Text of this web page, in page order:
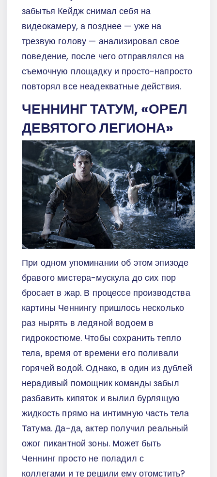
забытья Кейдж снимал себя на
видеокамеру, а позднее — уже на
трезвую голову — анализировал свое
поведение, после чего отправлялся на
съемочную площадку и просто-напросто
повторял все неадекватные действия.
ЧЕННИНГ ТАТУМ, «ОРЕЛ
ДЕВЯТОГО ЛЕГИОНА»
При одном упоминании об этом эпизоде
бравого мистера-мускула до сих пор
бросает в жар. В процессе производства
картины Ченнингу пришлось несколько
раз нырять в ледяной водоем в
гидрокостюме. Чтобы сохранить тепло
тела, время от времени его поливали
горячей водой. Однако, в один из дублей
нерадивый помощник команды забыл
разбавить кипяток и вылил бурлящую
жидкость прямо на интимную часть тела
Татума. Да-да, актер получил реальный
ожог пикантной зоны. Может быть
Ченнинг просто не поладил с
коллегами и те решили ему отомстить?